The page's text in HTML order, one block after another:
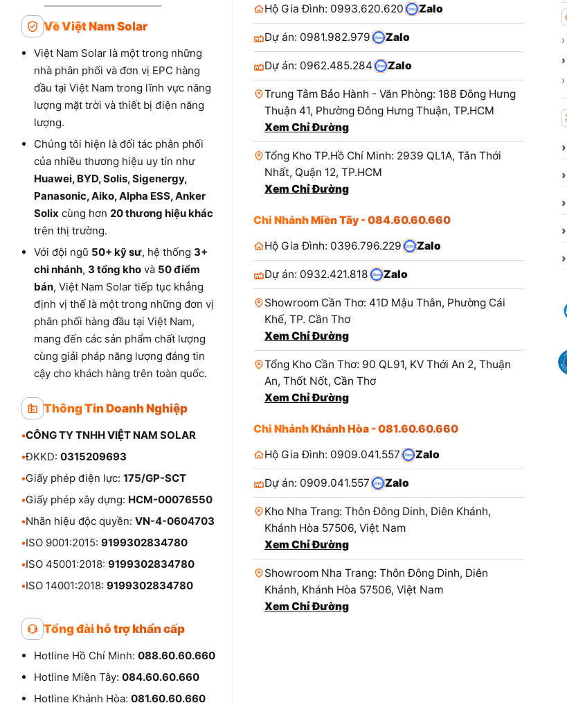
Về Việt Nam Solar
Việt Nam Solar là một trong những
nhà phân phối và đơn vị EPC hàng
đầu tại Việt Nam trong lĩnh vực năng
lượng mặt trời và thiết bị điện năng
lượng.
Chúng tôi hiện là đối tác phân phối
của nhiều thương hiệu uy tín như
Huawei, BYD, Solis, Sigenergy,
Panasonic, Aiko, Alpha ESS, Anker
Solix cùng hơn 20 thương hiệu khác
trên thị trường.
Với đội ngũ 50+ kỹ sư, hệ thống 3+
chi nhánh, 3 tổng kho và 50 điểm
bán, Việt Nam Solar tiếp tục khẳng
định vị thế là một trong những đơn vị
phân phối hàng đầu tại Việt Nam,
mang đến các sản phẩm chất lượng
cùng giải pháp năng lượng đáng tin
cậy cho khách hàng trên toàn quốc.
Thông Tin Doanh Nghiệp
•CÔNG TY TNHH VIỆT NAM SOLAR
•ĐKKD: 0315209693
•Giấy phép điện lực: 175/GP-SCT
•Giấy phép xây dựng: HCM-00076550
•Nhãn hiệu độc quyền: VN-4-0604703
•ISO 9001:2015: 9199302834780
•ISO 45001:2018: 9199302834780
•ISO 14001:2018: 9199302834780
Tổng đài hỗ trợ khẩn cấp
Hotline Hồ Chí Minh: 088.60.60.660
Hotline Miền Tây: 084.60.60.660
Hotline Khánh Hòa: 081.60.60.660
Hộ Gia Đình: 0993.620.620
Zalo
Dự án: 0981.982.979 Zalo
Dự án: 0962.485.284 Zalo
Trung Tâm Bảo Hành - Văn Phòng: 188 Đông Hưng
Thuận 41, Phường Đông Hưng Thuận, TP.HCM
Xem Chỉ Đường
Tổng Kho TP.Hồ Chí Minh: 2939 QL1A, Tân Thới
Nhất, Quận 12, TP.HCM
Xem Chỉ Đường
Chi Nhánh Miền Tây - 084.60.60.660
Hộ Gia Đình: 0396.796.229
Zalo
Dự án: 0932.421.818 Zalo
Showroom Cần Thơ: 41D Mậu Thân, Phường Cái
Khế, TP. Cần Thơ
Xem Chỉ Đường
Tổng Kho Cần Thơ: 90 QL91, KV Thới An 2, Thuận
An, Thốt Nốt, Cần Thơ
Xem Chỉ Đường
Chi Nhánh Khánh Hòa - 081.60.60.660
Hộ Gia Đình: 0909.041.557
Zalo
Dự án: 0909.041.557 Zalo
Kho Nha Trang: Thôn Đông Dinh, Diên Khánh,
Khánh Hòa 57506, Việt Nam
Xem Chỉ Đường
Showroom Nha Trang: Thôn Đông Dinh, Diên
Khánh, Khánh Hòa 57506, Việt Nam
Xem Chỉ Đường
›
›
›
›
›
›
›
›